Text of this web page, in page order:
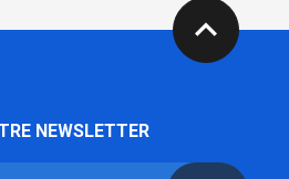
expand_less
NEWSLETTER